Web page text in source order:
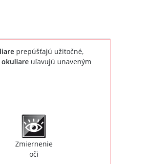
prepúšťajú užitočné,
okuliareuľavujú unaveným
Zmiernenie
oči